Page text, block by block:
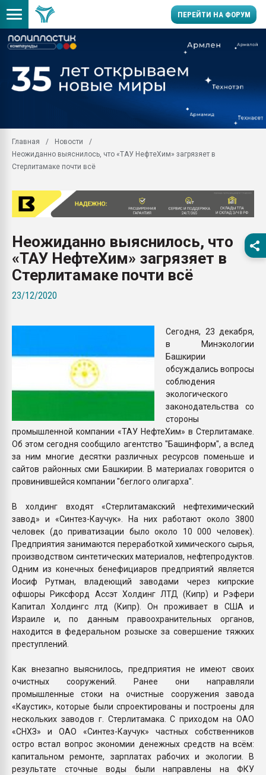
ПЕРЕЙТИ НА ФОРУМ
производство SPC
заводу пластмасс"
28.07.2026
первый план в
28.07.2026
ситуацией на
Всё, что касается
Главная
Новости
Неожиданно выяснилось, что «ТАУ НефтеХим» загрязяет в
Стерлитамаке почти всё
Неожиданно выяснилось, что
«ТАУ НефтеХим» загрязяет в
Стерлитамаке почти всё
23/12/2020
Сегодня, 23 декабря,
в Минэкологии
Башкирии
обсуждались вопросы
соблюдения
экологического
законодательства со
стороны
промышленной компании «ТАУ НефтеХим» в Стерлитамаке.
Об этом сегодня сообщило агентство "Башинформ", а вслед
за ним многие десятки различных ресурсов поменьше и
сайтов районных сми Башкирии. В материалах говорится о
провинившейся компании "беглого олигарха".
В холдинг входят «Стерлитамакский нефтехимический
завод» и «Синтез-Каучук». На них работают около 3800
человек (до приватизации было около 10 000 человек).
Предприятия занимаются переработкой химического сырья,
производством синтетических материалов, нефтепродуктов.
Одним из конечных бенефициаров предприятий является
Иосиф Рутман, владеющий заводами через кипрские
офшоры Риксфорд Ассэт Холдинг ЛТД (Кипр) и Рэфери
Капитал Холдингс лтд (Кипр). Он проживает в США и
Израиле и, по данным правоохранительных органов,
находится в федеральном розыске за совершение тяжких
преступлений.
Как внезапно выяснилось, предприятия не имеют своих
очистных сооружений. Ранее они направляли
промышленные стоки на очистные сооружения завода
«Каустик», которые были спроектированы и построены для
нескольких заводов г. Стерлитамака. С приходом на ОАО
«СНХЗ» и ОАО «Синтез-Каучук» частных собственников
остро встал вопрос экономии денежных средств на всём:
капитальном ремонте, зарплатах рабочих и экологии. В
результате сточные воды были направлены на ФКУ